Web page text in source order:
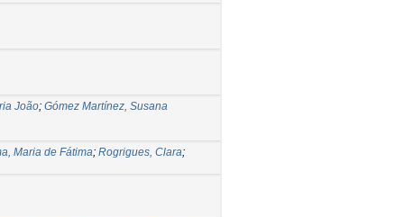
João; Gómez Martínez, Susana
Maria de Fátima; Rogrigues, Clara;